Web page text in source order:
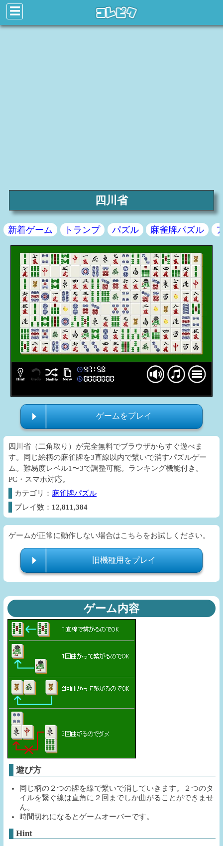
☰
四川省
新着ゲーム トランプ パズル 麻雀牌パズル
ゲームをプレイ
四川省（二角取り）が完全無料でブラウザからすぐ遊べま
す。同じ絵柄の麻雀牌を3直線以内で繋いで消すパズルゲー
ム。難易度レベル1〜3で調整可能。ランキング機能付き。
PC・スマホ対応。
カテゴリ： 麻雀牌パズル
プレイ数： 12,811,384
ゲームが正常に動作しない場合はこちらをお試しください。
旧機種用をプレイ
ゲーム内容
遊び方
同じ柄の２つの牌を線で繋いで消していきます。２つのタ
イルを繋ぐ線は直角に２回までしか曲がることができませ
ん。
時間切れになるとゲームオーバーです。
Hint